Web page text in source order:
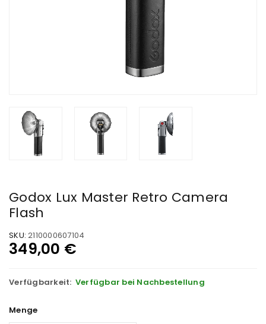
Godox Lux Master Retro Camera
Flash
SKU: 2110000607104
349,00 €
Verfügbarkeit: Verfügbar bei Nachbestellung
Menge